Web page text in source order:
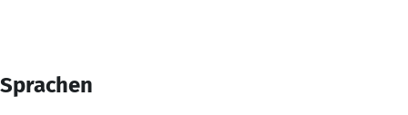
Sprachen